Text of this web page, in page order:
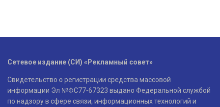
Сетевое издание (СИ) «Рекламный совет»
Свидетельство о регистрации средства массовой
информации Эл №ФС77-67323 выдано Федеральной службой
по надзору в сфере связи, информационных технологий и